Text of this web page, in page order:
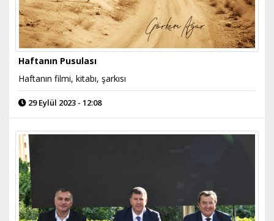
Haftanın Pusulası
Haftanın filmi, kitabı, şarkısı
29 Eylül 2023 - 12:08